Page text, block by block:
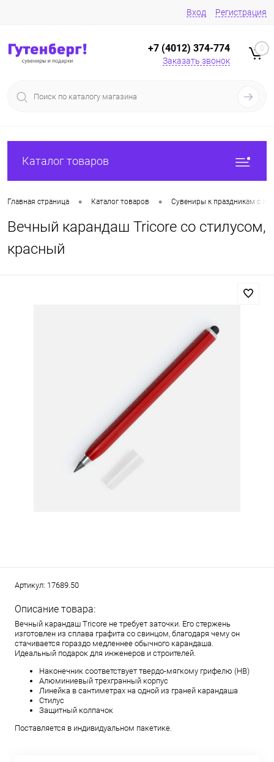
Вход Регистрация
+7 (4012) 374-774
Заказать звонок
0
Каталог товаров
Главная страница • Каталог товаров • Сувениры к праздникам с
Вечный карандаш Tricore со стилусом,
красный
Артикул: 17689.50
Описание товара:
Вечный карандаш Tricore не требует заточки. Его стержень
изготовлен из сплава графита со свинцом, благодаря чему он
стачивается гораздо медленнее обычного карандаша.
Идеальный подарок для инженеров и строителей.
Наконечник соответствует твердо-мягкому грифелю (HB)
Алюминиевый трехгранный корпус
Линейка в сантиметрах на одной из граней карандаша
Стилус
Защитный колпачок
Поставляется в индивидуальном пакетике.